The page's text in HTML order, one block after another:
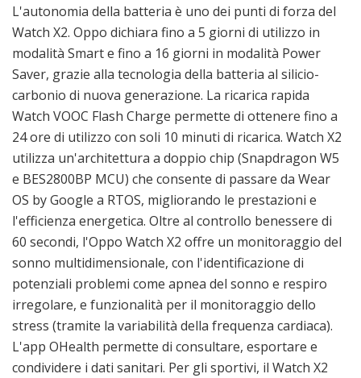
L'autonomia della batteria è uno dei punti di forza del
Watch X2. Oppo dichiara fino a 5 giorni di utilizzo in
modalità Smart e fino a 16 giorni in modalità Power
Saver, grazie alla tecnologia della batteria al silicio-
carbonio di nuova generazione. La ricarica rapida
Watch VOOC Flash Charge permette di ottenere fino a
24 ore di utilizzo con soli 10 minuti di ricarica. Watch X2
utilizza un'architettura a doppio chip (Snapdragon W5
e BES2800BP MCU) che consente di passare da Wear
OS by Google a RTOS, migliorando le prestazioni e
l'efficienza energetica. Oltre al controllo benessere di
60 secondi, l'Oppo Watch X2 offre un monitoraggio del
sonno multidimensionale, con l'identificazione di
potenziali problemi come apnea del sonno e respiro
irregolare, e funzionalità per il monitoraggio dello
stress (tramite la variabilità della frequenza cardiaca).
L'app OHealth permette di consultare, esportare e
condividere i dati sanitari. Per gli sportivi, il Watch X2